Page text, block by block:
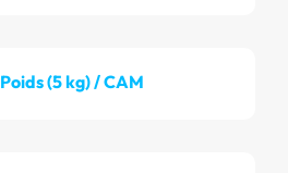
Poids (5 kg) / CAM